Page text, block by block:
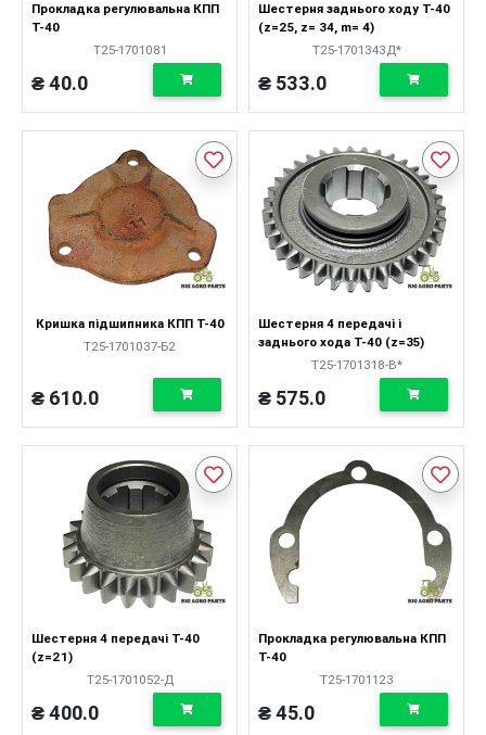
Прокладка регулювальна КПП
Т-40
Т25-1701081
₴ 40.0
Шестерня заднього ходу Т-40
(z=25, z= 34, m= 4)
Т25-1701343Д*
₴ 533.0
Кришка підшипника КПП Т-40
Т25-1701037-Б2
₴ 610.0
Шестерня 4 передачі і
заднього хода Т-40 (z=35)
Т25-1701318-В*
₴ 575.0
Шестерня 4 передачі Т-40
(z=21)
Т25-1701052-Д
₴ 400.0
Прокладка регулювальна КПП
Т-40
Т25-1701123
₴ 45.0